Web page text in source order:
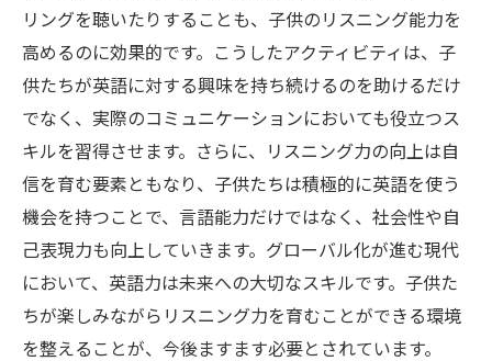
リングを聴いたりすることも、子供のリスニング能力を
高めるのに効果的です。こうしたアクティビティは、子
供たちが英語に対する興味を持ち続けるのを助けるだけ
でなく、実際のコミュニケーションにおいても役立つス
キルを習得させます。さらに、リスニング力の向上は自
信を育む要素ともなり、子供たちは積極的に英語を使う
機会を持つことで、言語能力だけではなく、社会性や自
己表現力も向上していきます。グローバル化が進む現代
において、英語力は未来への大切なスキルです。子供た
ちが楽しみながらリスニング力を育むことができる環境
を整えることが、今後ますます必要とされています。